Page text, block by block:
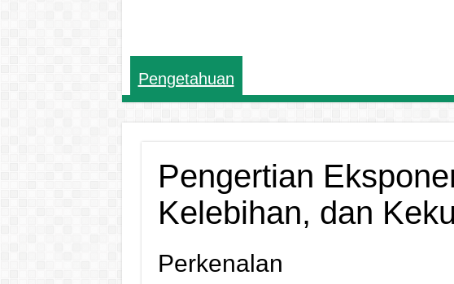
Pengetahuan
Pengertian
Kelebihan, dan
Perkenalan